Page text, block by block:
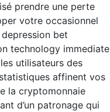
prendre une perte
votre occasionnel
bet
technology immediate
utilisateurs des
affinent vos
la cryptomonnaie
d’un patronage qui